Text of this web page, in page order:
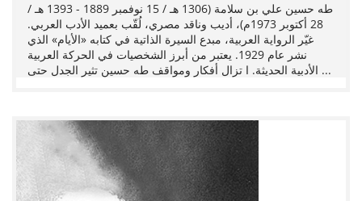
طه حسين علي بن سلامة (1306 هـ / 15 نوفمبر 1889 - 1393 هـ /
28 أكتوبر 1973م)، أديب وناقد مصري، لُقّب بعميد الأدب العربي.
غيّر الرواية العربية، مبدع السيرة الذاتية في كتابه «الأيام» الذي
نشر عام 1929. يعتبر من أبرز الشخصيات في الحركة العربية
الأدبية الحديثة. ا تزال أفكار ومواقف طه حسين تثير الجدل حتى ...